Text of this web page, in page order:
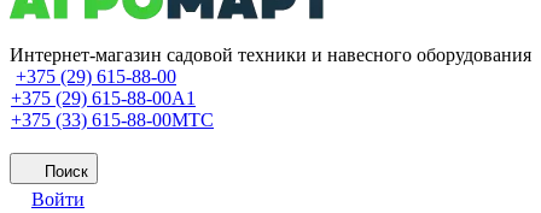
Интернет-магазин садовой техники и навесного оборудования
+375 (29) 615-88-00
+375 (29) 615-88-00A1
+375 (33) 615-88-00МТС
Поиск
Войти